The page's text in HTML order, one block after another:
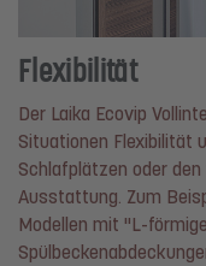
Flexibilität
Der Laika Ecovip
Situationen Flexibilität
Schlafplätzen oder
Ausstattung. Zum
Modellen mit "L-